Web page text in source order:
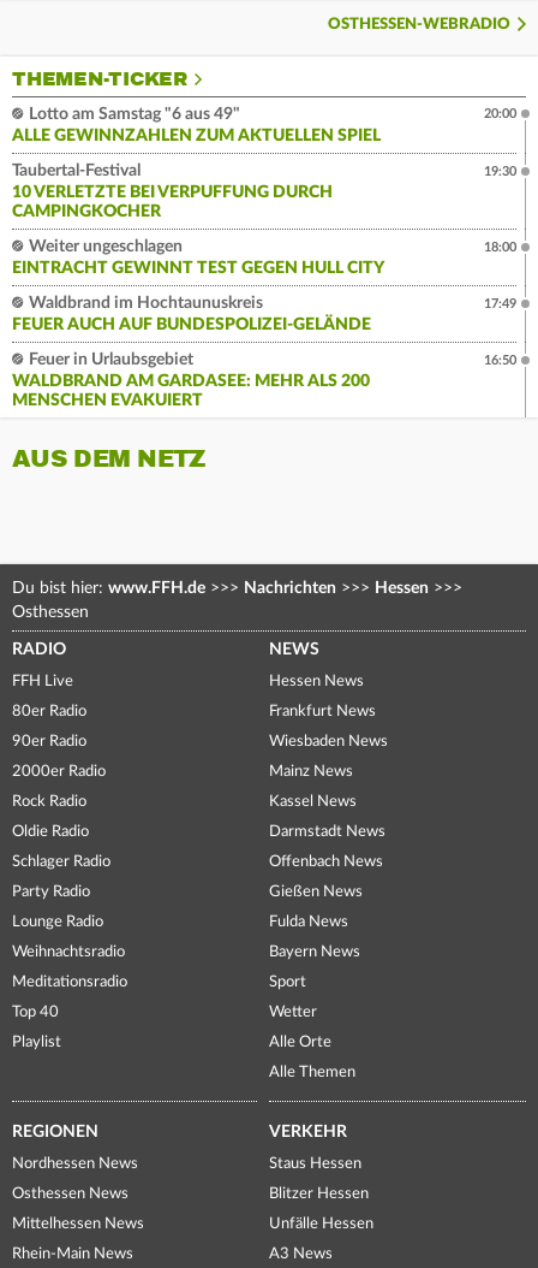
OSTHESSEN-WEBRADIO
THEMEN-TICKER
Lotto am Samstag "6 aus 49"
ALLE GEWINNZAHLEN ZUM AKTUELLEN SPIEL
20:00
Taubertal-Festival
10 VERLETZTE BEI VERPUFFUNG DURCH
CAMPINGKOCHER
19:30
Weiter ungeschlagen
EINTRACHT GEWINNT TEST GEGEN HULL CITY
18:00
Waldbrand im Hochtaunuskreis
FEUER AUCH AUF BUNDESPOLIZEI-GELÄNDE
17:49
Feuer in Urlaubsgebiet
WALDBRAND AM GARDASEE: MEHR ALS 200
MENSCHEN EVAKUIERT
16:50
AUS DEM NETZ
Du bist hier: www.FFH.de >>> Nachrichten >>> Hessen >>>
Osthessen
RADIO
FFH Live
80er Radio
90er Radio
2000er Radio
Rock Radio
Oldie Radio
Schlager Radio
Party Radio
Lounge Radio
Weihnachtsradio
Meditationsradio
Top 40
Playlist
NEWS
Hessen News
Frankfurt News
Wiesbaden News
Mainz News
Kassel News
Darmstadt News
Offenbach News
Gießen News
Fulda News
Bayern News
Sport
Wetter
Alle Orte
Alle Themen
REGIONEN
Nordhessen News
Osthessen News
Mittelhessen News
Rhein-Main News
VERKEHR
Staus Hessen
Blitzer Hessen
Unfälle Hessen
A3 News